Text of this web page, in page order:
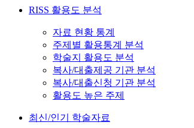
RISS 활용도 분석
자료 현황 통계
주제별 활용통계 분석
학술지 활용도 분석
복사/대출제공 기관 분석
복사/대출신청 기관 분석
활용도 높은 주제
최신/인기 학술자료